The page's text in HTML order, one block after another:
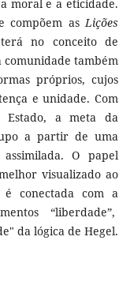
moral e a eticidade.
compõem asLições
no conceito de
comunidade também
próprios, cujos
e unidade. Com
Estado, a meta da
a partir de uma
O papel
visualizado ao
conectada com a
“liberdade”,
da lógica de Hegel.